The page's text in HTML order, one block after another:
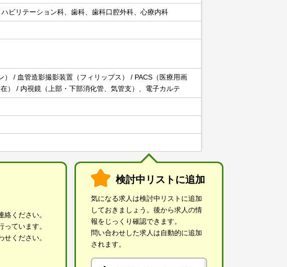
ビリテーション科、歯科、歯科口腔外科、心療内科
/ 血管造影撮影装置（フィリップス） / PACS（医療用画
） / 内視鏡（上部・下部消化管、気管支）、電子カルテ
ください。
ています。
ください。
検討中リストに追加
気になる求人は検討中リストに追加
しておきましょう。後から求人の情
報をじっくり確認できます。
問い合わせした求人は自動的に追加
されます。